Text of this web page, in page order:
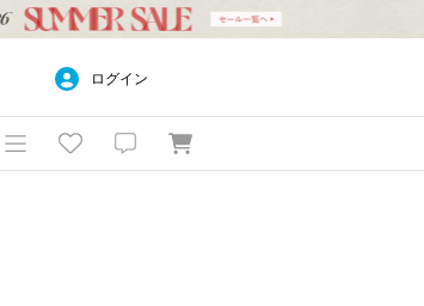
ログイン